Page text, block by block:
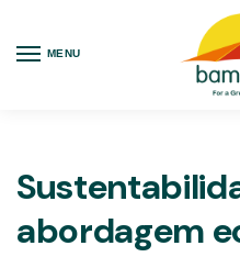
MENU
abordagem